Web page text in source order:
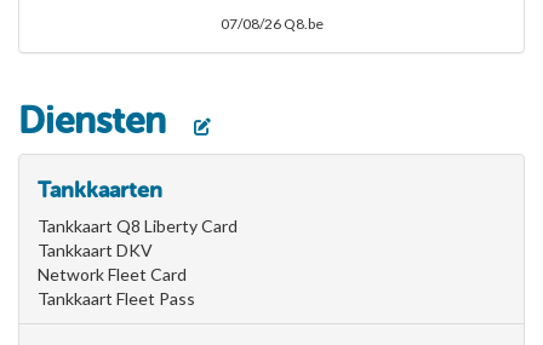
07/08/26 Q8.be
Diensten
Tankkaarten
Tankkaart Q8 Liberty Card
Tankkaart DKV
Network Fleet Card
Tankkaart Fleet Pass